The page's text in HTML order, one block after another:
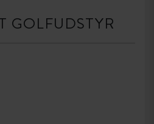
GOLFUDSTYR